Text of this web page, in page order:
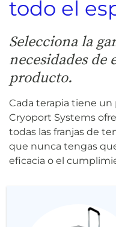
todo el
Selecciona la
necesidades de
producto.
Cada terapia tiene
Cryoport Systems
todas las franjas de
que nunca tengas
eficacia o el